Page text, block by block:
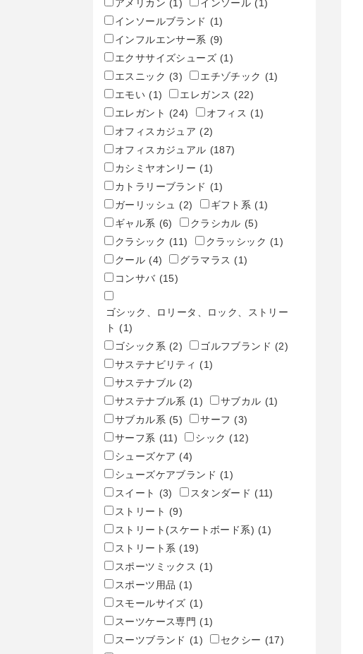
アメリカン (1) インソール (1)
インソールブランド (1)
インフルエンサー系 (9)
エクササイズシューズ (1)
エスニック (3) エチゾチック (1)
エモい (1) エレガンス (22)
エレガント (24) オフィス (1)
オフィスカジュア (2)
オフィスカジュアル (187)
カシミヤオンリー (1)
カトラリーブランド (1)
ガーリッシュ (2) ギフト系 (1)
ギャル系 (6) クラシカル (5)
クラシック (11) クラッシック (1)
クール (4) グラマラス (1)
コンサバ (15)
ゴシック、ロリータ、ロック、ストリー
ト (1)
ゴシック系 (2) ゴルフブランド (2)
サステナビリティ (1)
サステナブル (2)
サステナブル系 (1) サブカル (1)
サブカル系 (5) サーフ (3)
サーフ系 (11) シック (12)
シューズケア (4)
シューズケアブランド (1)
スイート
(3) スタンダード (11)
ストリート (9)
ストリート(スケートボード系) (1)
ストリート系 (19)
スポーツミックス (1)
スポーツ用品 (1)
スモールサイズ (1)
スーツケース専門 (1)
スーツブランド (1) セクシー (17)